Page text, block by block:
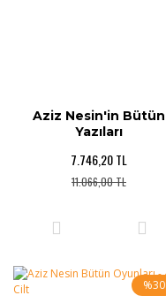
Aziz Nesin'in Bütün
Yazıları
7.746,20 TL
11.066,00 TL
%30